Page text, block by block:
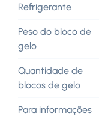
Refrigerante
Peso do bloco de
gelo
Quantidade de
blocos de gelo
Para informações